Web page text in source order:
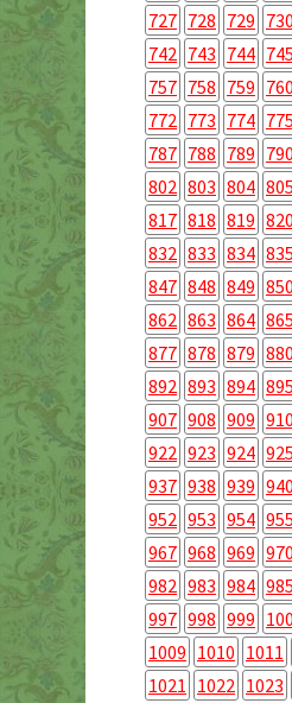
727 728 729 730
742 743 744 745
757 758 759 760
772 773 774 775
787 788 789 790
802 803 804 805
817 818 819 820
832 833 834 835
847 848 849 850
862 863 864 865
877 878 879 880
892 893 894 895
907 908 909 910
922 923 924 925
937 938 939 940
952 953 954 955
967 968 969 970
982 983 984 985
997 998 999
1009 1010 1011
1021 1022 1023